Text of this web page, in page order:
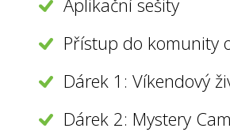
Aplikační sešity
Přístup do komunity
Dárek 1: Víkendový
Dárek 2: Mystery